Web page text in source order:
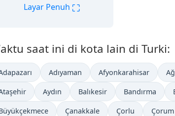
Layar Penuh ⛶
saat ini di kota lain di Turki:
Adıyaman Afyonkarahisar
Aydın Balıkesir Bandırma
Çanakkale Çorlu Çorum